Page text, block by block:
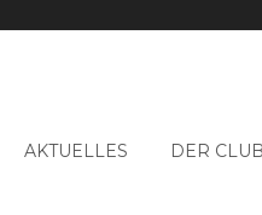
AKTUELLES DER CLUB